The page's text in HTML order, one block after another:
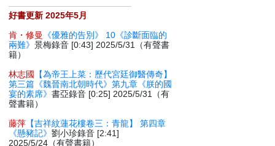
好書更新 2025年5月
肯・修曼
《優雅的告別》 10《診斷面臨的
兩難》景梅錄音 [0:43] 2025/5/31（有聲書
籍）
林志國
【為帝王上菜：歷代宮廷御醫傳奇】
第三篇《魏晉南北朝時代》第九章《朕的國
宴的素席》書亞錄音 [0:25] 2025/5/31（有
聲書籍）
藤萍 【吉祥紋蓮花樓卷三：青龍】 第四章
《懸豬記》劉小珍錄音 [2:41]
2025/5/24（有聲書籍）